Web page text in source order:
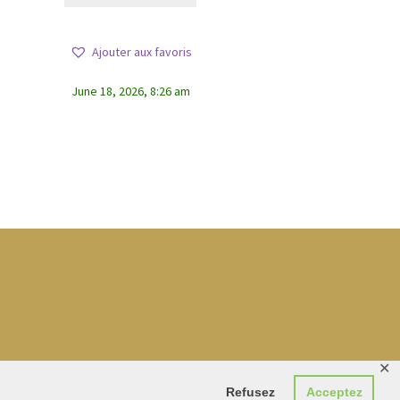
Refusez Acceptez
✕
Ajouter aux favoris
June 18, 2026, 8:26 am